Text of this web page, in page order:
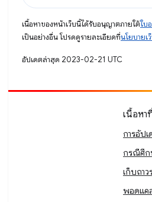
เนื้อหาของหน้าเว็บนี้ได้รับอนุญาตภายใต้ใบ
เป็นอย่างอื่น โปรดดูรายละเอียดที่นโยบาย
อัปเดตล่าสุด 2023-02-21 UTC
เนื้อหา
การอัป
กรณีศึก
เก็บถาว
พอดแค